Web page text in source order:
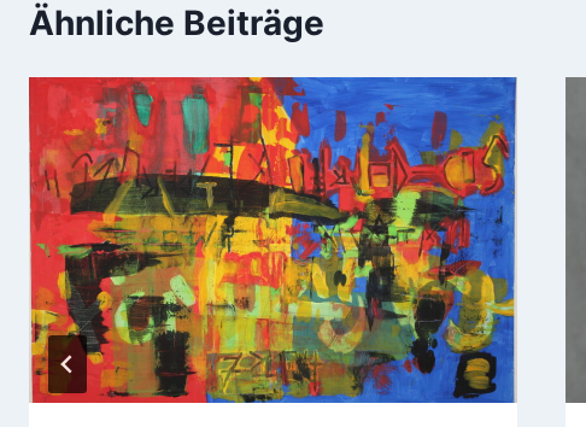
Ähnliche Beiträge